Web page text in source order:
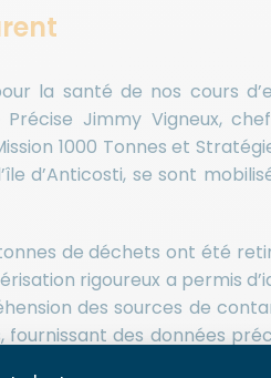
la santé de nos cours
Précise Jimmy Vigneux,
1000 Tonnes et
d’Anticosti, se sont
de déchets ont été
rigoureux a permis
des sources de
des données
de comportements.